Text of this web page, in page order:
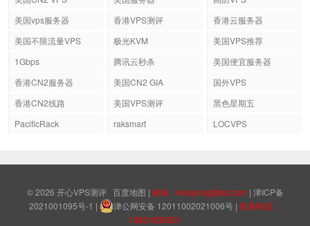
美国vps服务器
香港VPS测评
香港云服务器
美国不限流量VPS
极光KVM
美国VPS推荐
1Gbps
腾讯云秒杀
美国便宜服务器
香港CN2服务器
美国CN2 GIA
国外VPS
香港CN2线路
美国VPS测评
黑色星期五
PacificRack
raksmart LOCVPS
© 2026 开心VPS测评 百度地图 | 邮箱：kxceping@qq.com | 津ICP备
2021001095号-1 | 津公网安备 12011002021006号 | 联系电话：
13821836301